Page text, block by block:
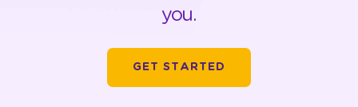
you.
GET STARTED